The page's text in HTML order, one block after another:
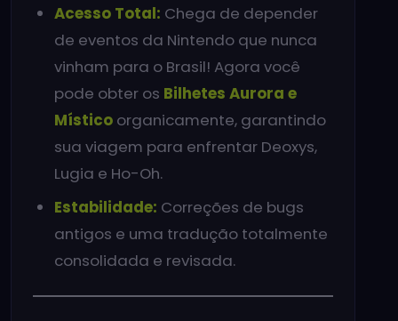
Acesso Total: Chega de depender
de eventos da Nintendo que nunca
vinham para o Brasil! Agora você
pode obter os Bilhetes Aurora e
Místico organicamente, garantindo
sua viagem para enfrentar Deoxys,
Lugia e Ho-Oh.
Estabilidade: Correções de bugs
antigos e uma tradução totalmente
consolidada e revisada.